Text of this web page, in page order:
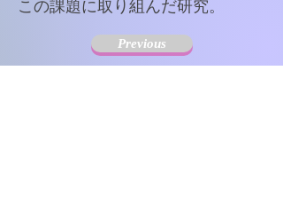
この課題に取り組んだ研究。
Previous